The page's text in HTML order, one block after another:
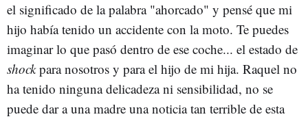
el significado de la palabra "ahorcado" y pensé que mi
hijo había tenido un accidente con la moto. Te puedes
imaginar lo que pasó dentro de ese coche... el estado de
shockpara nosotros y para el hijo de mi hija. Raquel no
ha tenido ninguna delicadeza ni sensibilidad, no se
puede dar a una madre una noticia tan terrible de esta